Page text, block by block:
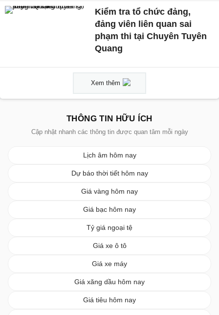
Kiểm tra tổ chức đảng,
đảng viên liên quan sai
phạm thi tại Chuyên Tuyên
Quang
Xem thêm
THÔNG TIN HỮU ÍCH
Cập nhật nhanh các thông tin được quan tâm mỗi ngày
Lịch âm hôm nay
Dự báo thời tiết hôm nay
Giá vàng hôm nay
Giá bạc hôm nay
Tỷ giá ngoại tệ
Giá xe ô tô
Giá xe máy
Giá xăng dầu hôm nay
Giá tiêu hôm nay